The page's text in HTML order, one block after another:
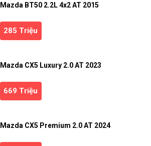
Mazda BT50 2.2L 4x2 AT 2015
285 Triệu
Mazda CX5 Luxury 2.0 AT 2023
669 Triệu
Mazda CX5 Premium 2.0 AT 2024